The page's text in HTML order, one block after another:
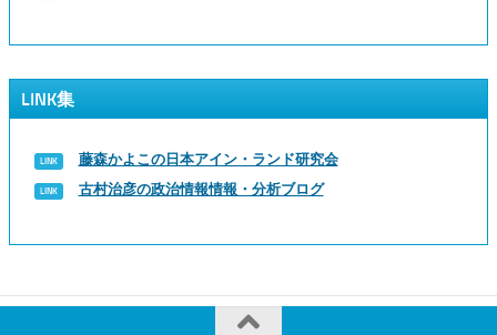
LINK集
藤森かよこの日本アイン・ランド研究会
古村治彦の政治情報情報・分析ブログ